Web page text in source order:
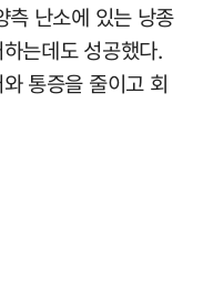
측 난소에 있는 낭종
는데도 성공했다.
통증을 줄이고 회